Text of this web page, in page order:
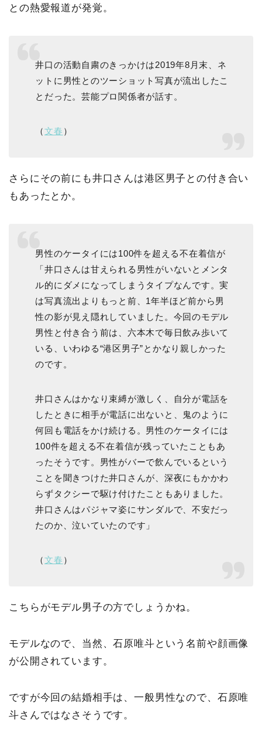
との熱愛報道が発覚。
井口の活動自粛のきっかけは2019年8月末、ネ
ットに男性とのツーショット写真が流出したこ
とだった。芸能プロ関係者が話す。
（文春 ）
さらにその前にも井口さんは港区男子との付き合い
もあったとか。
男性のケータイには100件を超える不在着信が
「井口さんは甘えられる男性がいないとメンタ
ル的にダメになってしまうタイプなんです。実
は写真流出よりもっと前、1年半ほど前から男
性の影が見え隠れしていました。今回のモデル
男性と付き合う前は、六本木で毎日飲み歩いて
いる、いわゆる“港区男子”とかなり親しかった
のです。
井口さんはかなり束縛が激しく、自分が電話を
したときに相手が電話に出ないと、鬼のように
何回も電話をかけ続ける。男性のケータイには
100件を超える不在着信が残っていたこともあ
ったそうです。男性がバーで飲んでいるという
ことを聞きつけた井口さんが、深夜にもかかわ
らずタクシーで駆け付けたこともありました。
井口さんはパジャマ姿にサンダルで、不安だっ
たのか、泣いていたのです」
（文春 ）
こちらがモデル男子の方でしょうかね。
モデルなので、当然、石原唯斗という名前や顔画像
が公開されています。
ですが今回の結婚相手は、一般男性なので、石原唯
斗さんではなさそうです。